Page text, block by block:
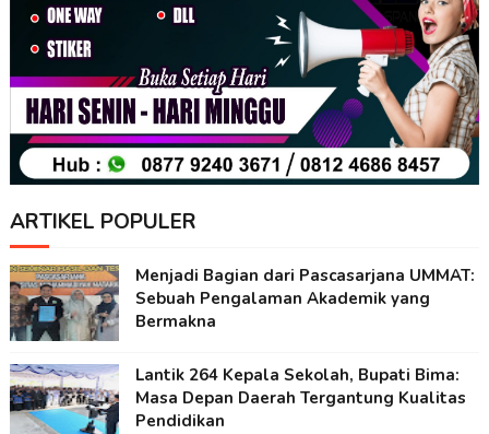
ARTIKEL POPULER
Menjadi Bagian dari Pascasarjana UMMAT:
Sebuah Pengalaman Akademik yang
Bermakna
Lantik 264 Kepala Sekolah, Bupati Bima:
Masa Depan Daerah Tergantung Kualitas
Pendidikan